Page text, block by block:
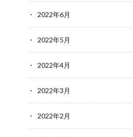
2022年6月
2022年5月
2022年4月
2022年3月
2022年2月